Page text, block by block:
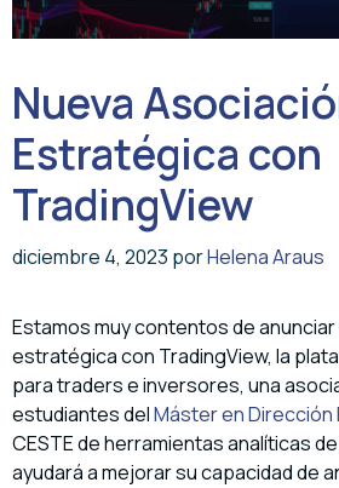
Nueva
Estratégica con
TradingView
diciembre 4, 2023 porHelena Araus
Estamos muy contentos de
estratégica con TradingView, la
para traders e inversores, una
estudiantes delMáster en Dirección
CESTE de herramientas analíticas
ayudará a mejorar su capacidad de